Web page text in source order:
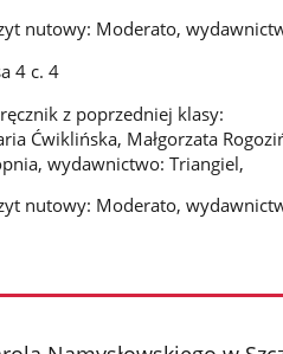
nutowy: Moderato,
4 c. 4
z poprzedniej klasy:
Ćwiklińska, Małgorzata
wydawnictwo: Triangiel,
nutowy: Moderato,